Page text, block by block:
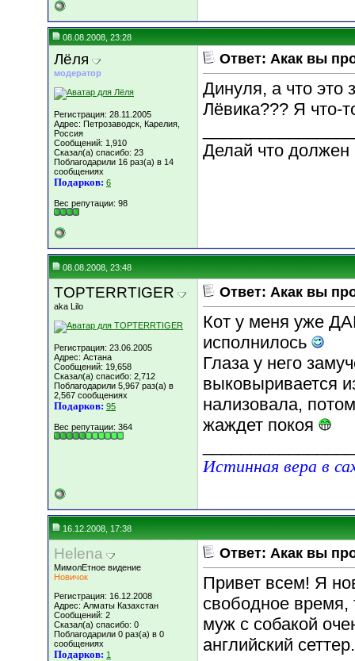
08.08.2008, 23:28
Лёля
модератор
Регистрация: 28.11.2005
Адрес: Петрозаводск, Карелия,
Россия
Сообщений: 1,910
Сказал(а) спасибо: 23
Поблагодарили 16 раз(а) в 14
сообщениях
Подарков: 6
Вес репутации: 98
Ответ: Акак вы
Динуля, а что это
Лёвика??? Я что-
Делай что должен
08.08.2008, 23:48
TOPTERRTIGER
aka Lilo
Регистрация: 23.06.2005
Адрес: Астана
Сообщений: 19,658
Сказал(а) спасибо: 2,712
Поблагодарили 5,967 раз(а) в
2,567 сообщениях
Подарков: 95
Вес репутации: 364
Ответ: Акак вы
Кот у меня уже
исполнилось
Глаза у него
выковыривается
нализовала,
жаждет покоя
Истинная вера в
16.12.2008, 17:38
Helena
МимолЕтное видение
Новичок
Регистрация: 16.12.2008
Адрес: Алматы Казахстан
Сообщений: 2
Сказал(а) спасибо: 0
Поблагодарили 0 раз(а) в 0
сообщениях
Подарков: 1
Ответ: Акак вы
Привет всем! Я
свободное время,
муж с собакой
английский сеттер.